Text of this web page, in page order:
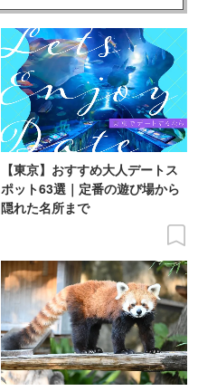
【東京】おすすめ大人デートス
ポット63選｜定番の遊び場から
隠れた名所まで